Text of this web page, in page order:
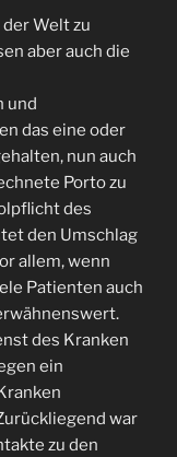
Welt zu
aber auch die
und
das eine oder
nun auch
Porto zu
des
den Umschlag
allem, wenn
Patienten auch
des Kranken
ein
war
zu den